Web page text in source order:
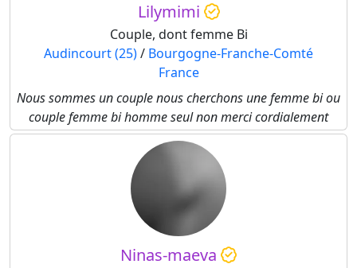
Lilymimi
Couple, dont femme Bi
Audincourt (25)/ Bourgogne-Franche-Comté
France
Nous sommes un couple nous cherchons une femme bi ou
couple femme bi homme seul non merci cordialement
Ninas-maeva